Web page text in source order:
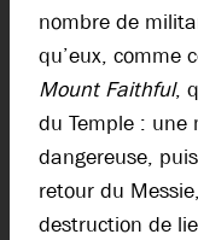
nombre de
qu’eux, comme
Mount Faithful,
du Temple : une
dangereuse,
retour du
destruction de